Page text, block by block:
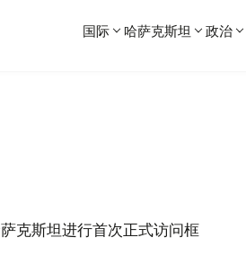
国际 哈萨克斯坦 政治
克斯坦进行首次正式访问框